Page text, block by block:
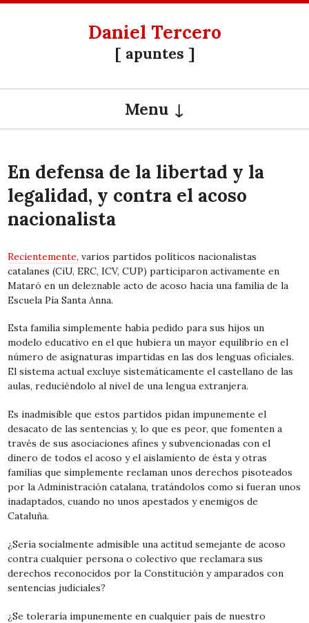
Daniel Tercero
[ apuntes ]
Menu
En defensa de la libertad y la
legalidad, y contra el acoso
nacionalista
Recientemente, varios partidos políticos nacionalistas
catalanes (CiU, ERC, ICV, CUP) participaron activamente en
Mataró en un deleznable acto de acoso hacia una familia de la
Escuela Pía Santa Anna.
Esta familia simplemente había pedido para sus hijos un
modelo educativo en el que hubiera un mayor equilibrio en el
número de asignaturas impartidas en las dos lenguas oficiales.
El sistema actual excluye sistemáticamente el castellano de las
aulas, reduciéndolo al nivel de una lengua extranjera.
Es inadmisible que estos partidos pidan impunemente el
desacato de las sentencias y, lo que es peor, que fomenten a
través de sus asociaciones afines y subvencionadas con el
dinero de todos el acoso y el aislamiento de ésta y otras
familias que simplemente reclaman unos derechos pisoteados
por la Administración catalana, tratándolos como si fueran unos
inadaptados, cuando no unos apestados y enemigos de
Cataluña.
¿Sería socialmente admisible una actitud semejante de acoso
contra cualquier persona o colectivo que reclamara sus
derechos reconocidos por la Constitución y amparados con
sentencias judiciales?
¿Se toleraría impunemente en cualquier país de nuestro